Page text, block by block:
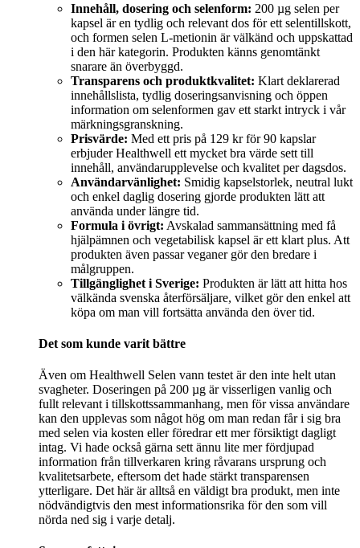
Innehåll, dosering och selenform: 200 µg selen per
kapsel är en tydlig och relevant dos för ett selentillskott,
och formen selen L-metionin är välkänd och uppskattad
i den här kategorin. Produkten känns genomtänkt
snarare än överbyggd.
Transparens och produktkvalitet: Klart deklarerad
innehållslista, tydlig doseringsanvisning och öppen
information om selenformen gav ett starkt intryck i vår
märkningsgranskning.
Prisvärde: Med ett pris på 129 kr för 90 kapslar
erbjuder Healthwell ett mycket bra värde sett till
innehåll, användarupplevelse och kvalitet per dagsdos.
Användarvänlighet: Smidig kapselstorlek, neutral lukt
och enkel daglig dosering gjorde produkten lätt att
använda under längre tid.
Formula i övrigt: Avskalad sammansättning med få
hjälpämnen och vegetabilisk kapsel är ett klart plus. Att
produkten även passar veganer gör den bredare i
målgruppen.
Tillgänglighet i Sverige: Produkten är lätt att hitta hos
välkända svenska återförsäljare, vilket gör den enkel att
köpa om man vill fortsätta använda den över tid.
Det som kunde varit bättre
Även om Healthwell Selen vann testet är den inte helt utan
svagheter. Doseringen på 200 µg är visserligen vanlig och
fullt relevant i tillskottssammanhang, men för vissa användare
kan den upplevas som något hög om man redan får i sig bra
med selen via kosten eller föredrar ett mer försiktigt dagligt
intag. Vi hade också gärna sett ännu lite mer fördjupad
information från tillverkaren kring råvarans ursprung och
kvalitetsarbete, eftersom det hade stärkt transparensen
ytterligare. Det här är alltså en väldigt bra produkt, men inte
nödvändigtvis den mest informationsrika för den som vill
nörda ned sig i varje detalj.